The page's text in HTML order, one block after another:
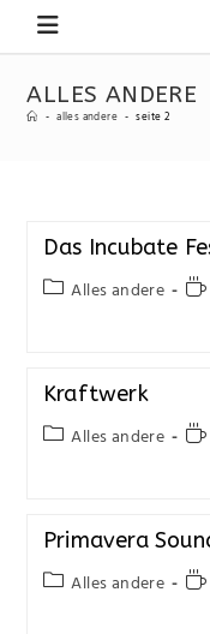
ALLES ANDERE
- alles andere - seite 2
Das Incubate
Alles andere
Kraftwerk
Alles andere
Primavera
Alles andere